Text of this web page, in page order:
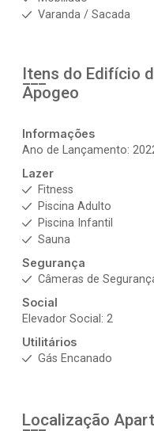
Varanda / Sacada
Itens do Edifício
Apogeo
Informações
Ano de Lançamento:
Lazer
Fitness
Piscina Adulto
Piscina Infantil
Sauna
Segurança
Câmeras de
Social
Elevador Social: 2
Utilitários
Gás Encanado
Localização